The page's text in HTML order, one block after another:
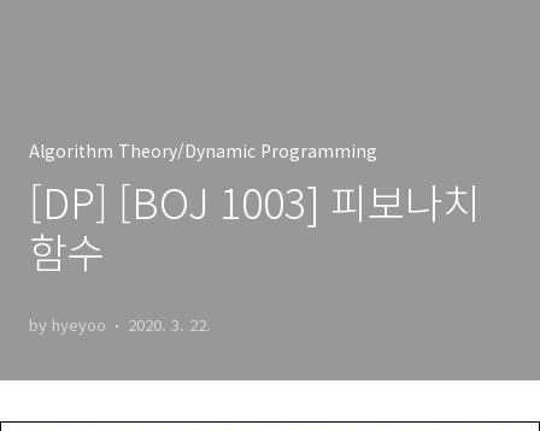
Algorithm Theory/Dynamic Programming
[DP] [BOJ 1003] 피보나치
함수
by hyeyoo 2020. 3. 22.